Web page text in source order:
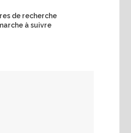
de recherche
à suivre